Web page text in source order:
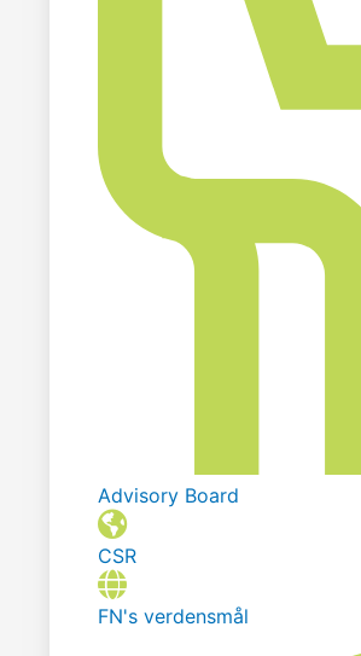
Advisory Board
CSR
FN's verdensmål